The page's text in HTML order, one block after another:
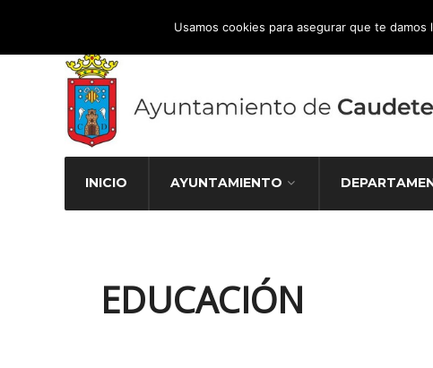
Atención Ciudadana 965 827 000
INICIO AYUNTAMIENTO
EDUCACIÓN
Usamos cookies para asegurar que te